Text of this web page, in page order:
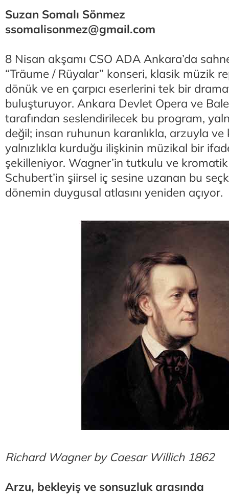
Suzan Somalı Sönmez
ssomalisonmez@gmail.com
8 Nisan akşamı CSO ADA Ankara’da
“Träume / Rüyalar” konseri, klasik müzik
dönük ve en çarpıcı eserlerini tek bir
buluşturuyor. Ankara Devlet Opera ve
tarafından seslendirilecek bu program,
değil; insan ruhunun karanlıkla, arzuyla ve
yalnızlıkla kurduğu ilişkinin müzikal bir
şekilleniyor. Wagner’in tutkulu ve
Schubert’in şiirsel iç sesine uzanan bu
dönemin duygusal atlasını yeniden açıyor.
Richard Wagner by Caesar Willich 1862
Arzu, bekleyiş ve sonsuzluk arasında